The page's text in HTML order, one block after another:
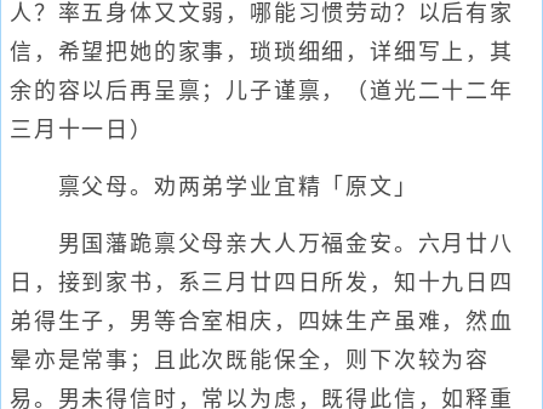
人？率五身体又文弱，哪能习惯劳动？以后有家
信，希望把她的家事，琐琐细细，详细写上，其
余的容以后再呈禀；儿子谨禀，（道光二十二年
三月十一日）
禀父母。劝两弟学业宜精「原文」
男国藩跪禀父母亲大人万福金安。六月廿八
日，接到家书，系三月廿四日所发，知十九日四
弟得生子，男等合室相庆，四妹生产虽难，然血
晕亦是常事；且此次既能保全，则下次较为容
易。男未得信时，常以为虑，既得此信，如释重